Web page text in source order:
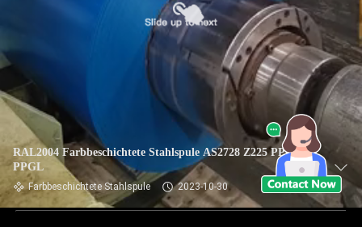
RAL2004 Farbbeschichtete Stahlspule AS2728 Z225 PPGI
PPGL
Farbbeschichtete Stahlspule 2023-10-30